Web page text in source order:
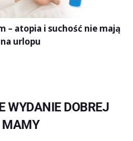
– atopia i suchość nie mają
na urlopu
WYDANIE DOBREJ
MAMY